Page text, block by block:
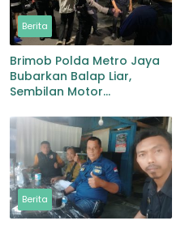
Berita
Brimob Polda Metro Jaya
Bubarkan Balap Liar,
Sembilan Motor
Timur
Berita